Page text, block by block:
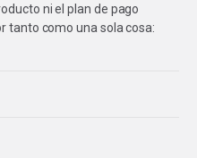
ni el plan de pago
tanto como una sola cosa: